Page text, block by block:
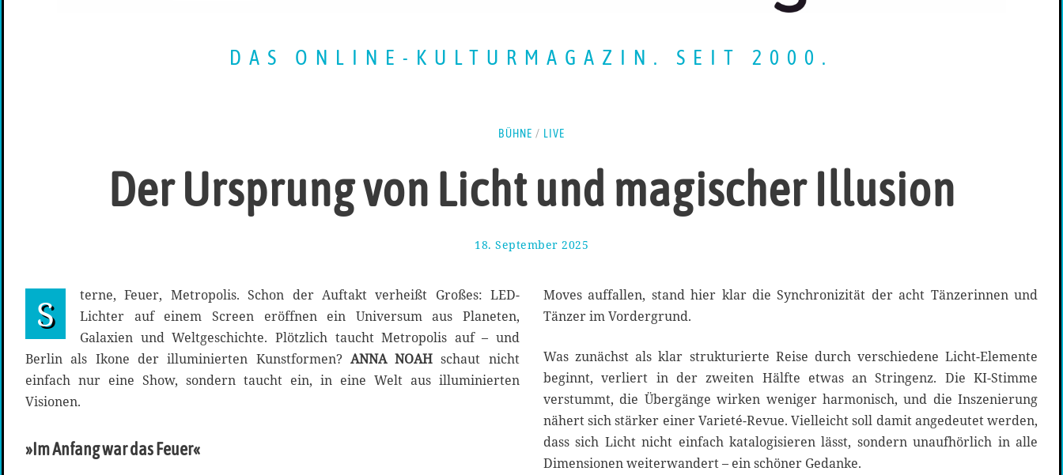
DAS ONLINE-KULTURMAGAZIN. SEIT 2000.
BÜHNE / LIVE
Der Ursprung von Licht und magischer Illusion
18. September 2025
S
e
p
e
b
e
r
2
0
2
S
terne, Feuer, Metropolis. Schon der Auftakt verheißt Großes: LED-
Lichter auf einem Screen eröffnen ein Universum aus Planeten,
Galaxien und Weltgeschichte. Plötzlich taucht Metropolis auf – und
Berlin als Ikone der illuminierten Kunstformen? ANNA NOAH schaut nicht
einfach nur eine Show, sondern taucht ein, in eine Welt aus illuminierten
Visionen.
»Im Anfang war das Feuer«
Moves auffallen, stand hier klar die Synchronizität der acht Tänzerinnen und
Tänzer im Vordergrund.
Was zunächst als klar strukturierte Reise durch verschiedene Licht-Elemente
beginnt, verliert in der zweiten Hälfte etwas an Stringenz. Die KI-Stimme
verstummt, die Übergänge wirken weniger harmonisch, und die Inszenierung
nähert sich stärker einer Varieté-Revue. Vielleicht soll damit angedeutet werden,
dass sich Licht nicht einfach katalogisieren lässt, sondern unaufhörlich in alle
Dimensionen weiterwandert – ein schöner Gedanke.